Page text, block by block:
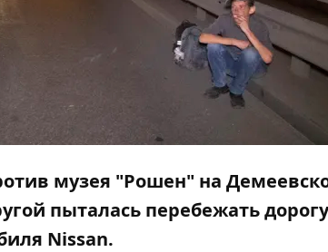
музея "Рошен" на
пыталась перебежать
Nissan.